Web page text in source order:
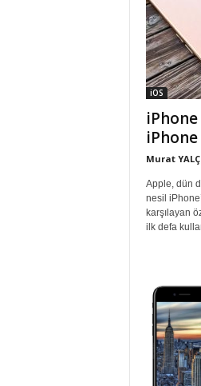
iOS
iPhone
Murat
Apple, dün
nesil
karşılayan
ilk defa